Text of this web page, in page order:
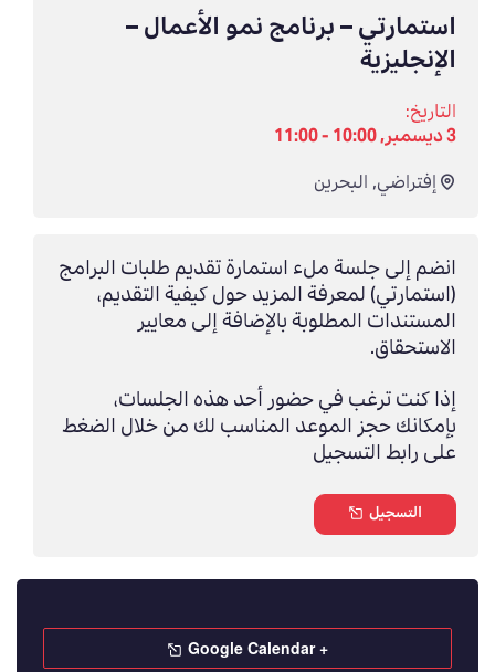
استمارتي – برنامج نمو الأعمال –
الإنجليزية
التاريخ:
3 ديسمبر, 10:00 - 11:00
إفتراضي,البحرين
انضم إلى جلسة ملء استمارة تقديم طلبات البرامج
(استمارتي) لمعرفة المزيد حول كيفية التقديم،
المستندات المطلوبة بالإضافة إلى معايير
الاستحقاق.
إذا كنت ترغب في حضور أحد هذه الجلسات،
بإمكانك حجز الموعد المناسب لك من خلال الضغط
على رابط التسجيل
التسجيل
+ Google Calendar